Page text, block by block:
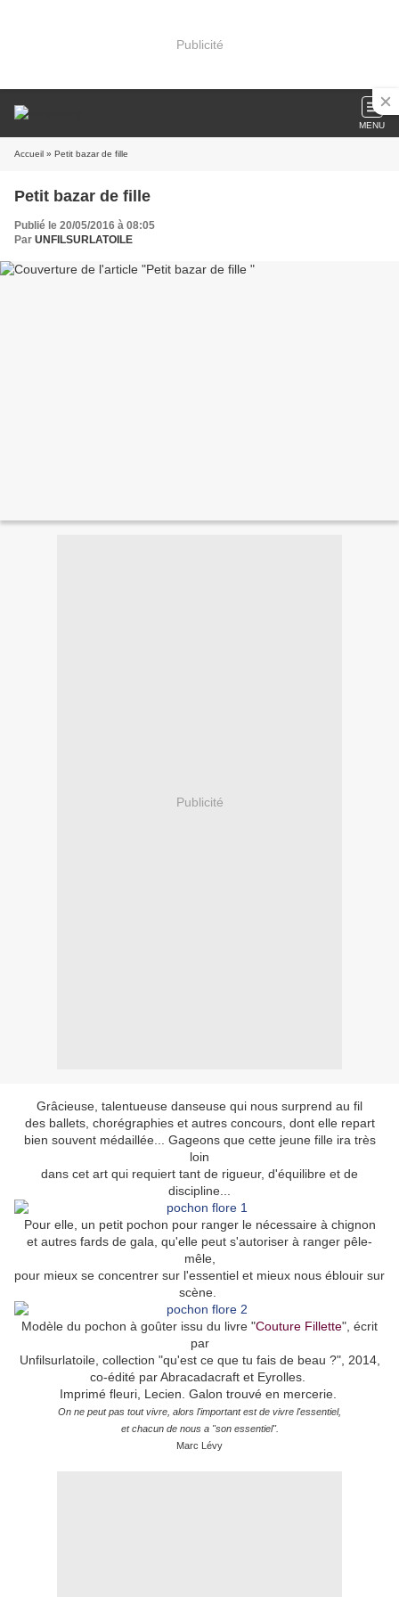
Publicité
MENU
Accueil » Petit bazar de fille
Petit bazar de fille
Publié le 20/05/2016 à 08:05
Par UNFILSURLATOILE
Publicité
Grâcieuse, talentueuse danseuse qui nous surprend au fil
des ballets, chorégraphies et autres concours, dont elle repart
bien souvent médaillée... Gageons que cette jeune fille ira très
loin
dans cet art qui requiert tant de rigueur, d'équilibre et de
discipline...
Pour elle, un petit pochon pour ranger le nécessaire à chignon
et autres fards de gala, qu'elle peut s'autoriser à ranger pêle-
mêle,
pour mieux se concentrer sur l'essentiel et mieux nous éblouir sur
scène.
Modèle du pochon à goûter issu du livre "Couture Fillette", écrit
par
Unfilsurlatoile, collection "qu'est ce que tu fais de beau ?", 2014,
co-édité par Abracadacraft et Eyrolles.
Imprimé fleuri, Lecien. Galon trouvé en mercerie.
On ne peut pas tout vivre, alors l'important est de vivre l'essentiel,
et chacun de nous a "son essentiel".
Marc Lévy